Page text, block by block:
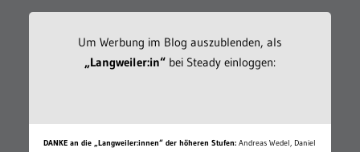
Um Werbung im Blog auszublenden, als
„Langweiler:in“bei Steady einloggen:
DANKE an die „Langweiler:innen“ der höheren Stufen: Andreas Wedel, Daniel